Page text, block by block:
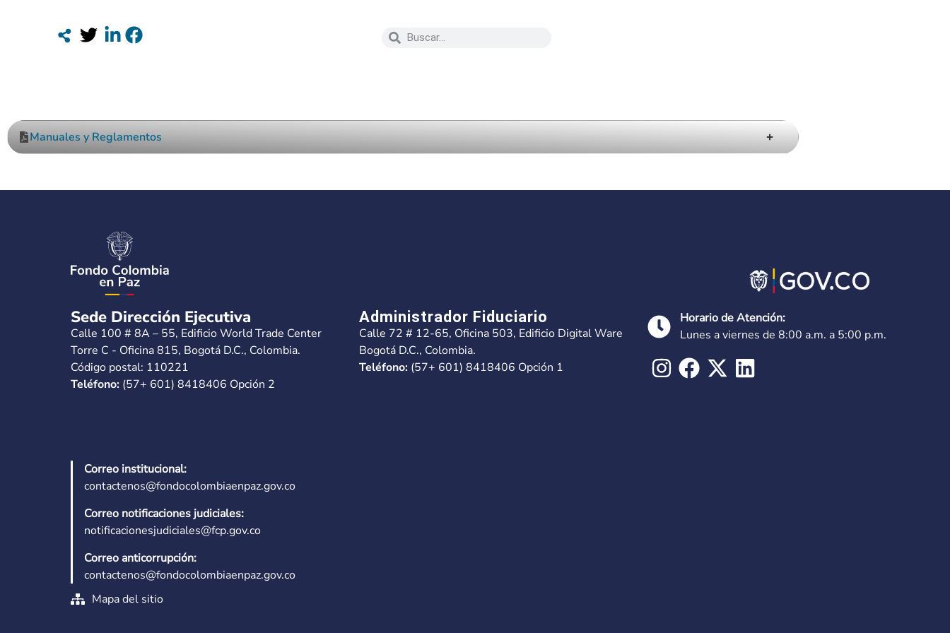
Manuales y Reglamentos
Sede Dirección Ejecutiva
Calle 100 # 8A – 55, Edificio World Trade Center
Torre C - Oficina 815, Bogotá D.C., Colombia.
Código postal: 110221
Teléfono: (57+ 601) 8418406 Opción 2
Administrador Fiduciario
Calle 72 # 12-65, Oficina 503, Edificio Digital Ware
Bogotá D.C., Colombia.
Teléfono: (57+ 601) 8418406 Opción 1
Horario de Atención:
Lunes a viernes de 8:00 a.m. a 5:00 p.m.
Correo institucional:
contactenos@fondocolombiaenpaz.gov.co
Correo notificaciones judiciales:
notificacionesjudiciales@fcp.gov.co
Correo anticorrupción:
contactenos@fondocolombiaenpaz.gov.co
Mapa del sitio